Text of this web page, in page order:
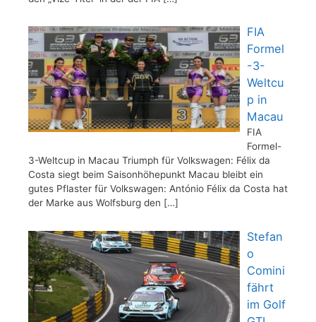
FIA
Formel
-3-
Weltcu
p in
Macau
FIA
Formel-
3-Weltcup in Macau Triumph für Volkswagen: Félix da
Costa siegt beim Saisonhöhepunkt Macau bleibt ein
gutes Pflaster für Volkswagen: António Félix da Costa hat
der Marke aus Wolfsburg den […]
Stefan
o
Comini
fährt
im Golf